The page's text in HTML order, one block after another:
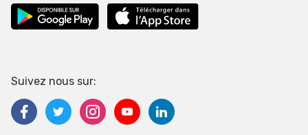
Suivez nous sur: